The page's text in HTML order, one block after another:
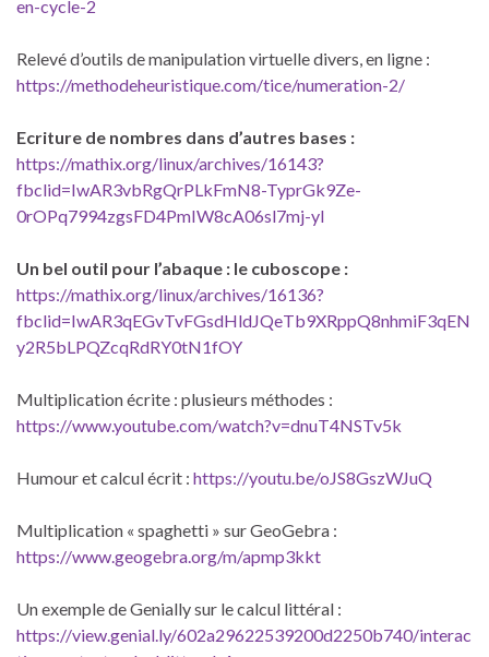
en-cycle-2
Relevé d’outils de manipulation virtuelle divers, en ligne :
https://methodeheuristique.com/tice/numeration-2/
Ecriture de nombres dans d’autres bases :
https://mathix.org/linux/archives/16143?
fbclid=IwAR3vbRgQrPLkFmN8-TyprGk9Ze-
0rOPq7994zgsFD4PmIW8cA06sl7mj-yI
Un bel outil pour l’abaque : le cuboscope :
https://mathix.org/linux/archives/16136?
fbclid=IwAR3qEGvTvFGsdHldJQeTb9XRppQ8nhmiF3qEN
y2R5bLPQZcqRdRY0tN1fOY
Multiplication écrite : plusieurs méthodes :
https://www.youtube.com/watch?v=dnuT4NSTv5k
Humour et calcul écrit : https://youtu.be/oJS8GszWJuQ
Multiplication « spaghetti » sur GeoGebra :
https://www.geogebra.org/m/apmp3kkt
Un exemple de Genially sur le calcul littéral :
https://view.genial.ly/602a29622539200d2250b740/interac